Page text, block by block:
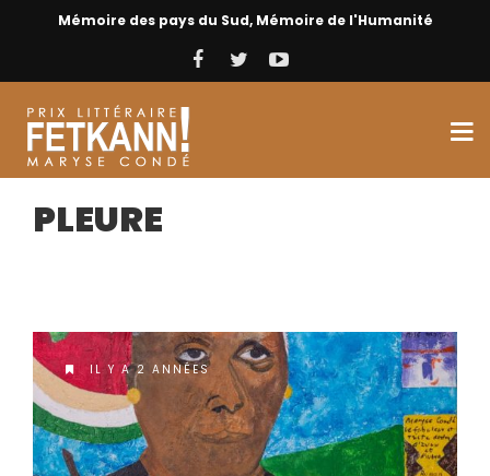
Mémoire des pays du Sud, Mémoire de l'Humanité
PLEURE
IL Y A 2 ANNÉES